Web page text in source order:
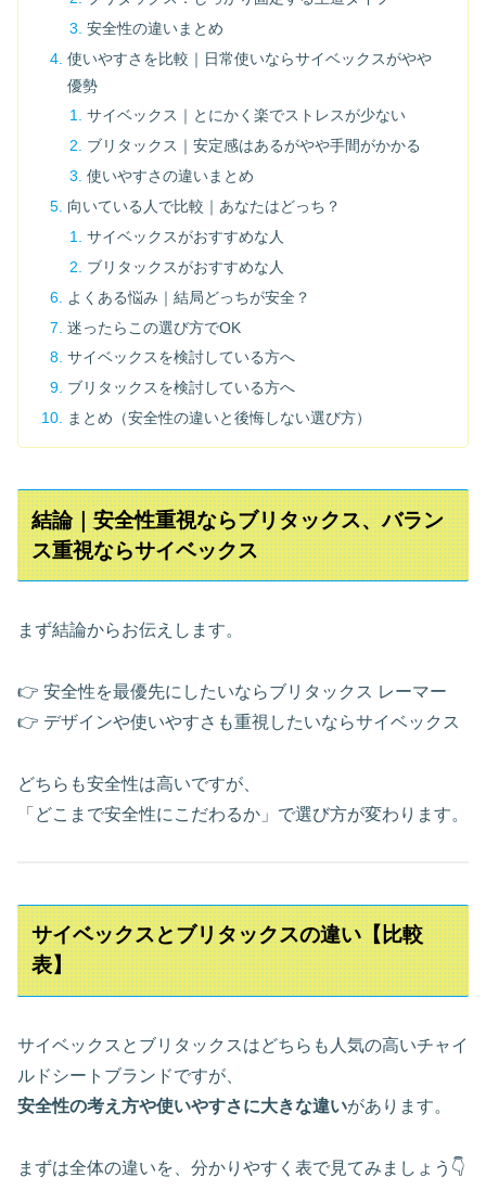
安全性の違いまとめ
使いやすさを比較｜日常使いならサイベックスがやや
優勢
サイベックス｜とにかく楽でストレスが少ない
ブリタックス｜安定感はあるがやや手間がかかる
使いやすさの違いまとめ
向いている人で比較｜あなたはどっち？
サイベックスがおすすめな人
ブリタックスがおすすめな人
よくある悩み｜結局どっちが安全？
迷ったらこの選び方でOK
サイベックスを検討している方へ
ブリタックスを検討している方へ
まとめ（安全性の違いと後悔しない選び方）
結論｜安全性重視ならブリタックス、バラン
ス重視ならサイベックス
まず結論からお伝えします。
👉 安全性を最優先にしたいならブリタックス レーマー
👉 デザインや使いやすさも重視したいならサイベックス
どちらも安全性は高いですが、
「どこまで安全性にこだわるか」で選び方が変わります。
サイベックスとブリタックスの違い【比較
表】
サイベックスとブリタックスはどちらも人気の高いチャイ
ルドシートブランドですが、
安全性の考え方や使いやすさに大きな違いがあります。
まずは全体の違いを、分かりやすく表で見てみましょう👇